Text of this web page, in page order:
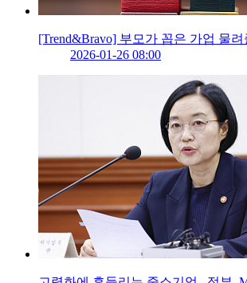
[Trend&Bravo] 부모가 꼽은 가업 물
2026-01-26 08:00